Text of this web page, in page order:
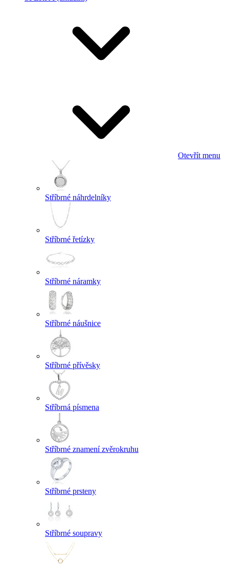
Otevřít menu
Stříbrné náhrdelníky
Stříbrné řetízky
Stříbrné náramky
Stříbrné náušnice
Stříbrné přívěsky
Stříbrná písmena
Stříbrné znamení zvěrokruhu
Stříbrné prsteny
Stříbrné soupravy